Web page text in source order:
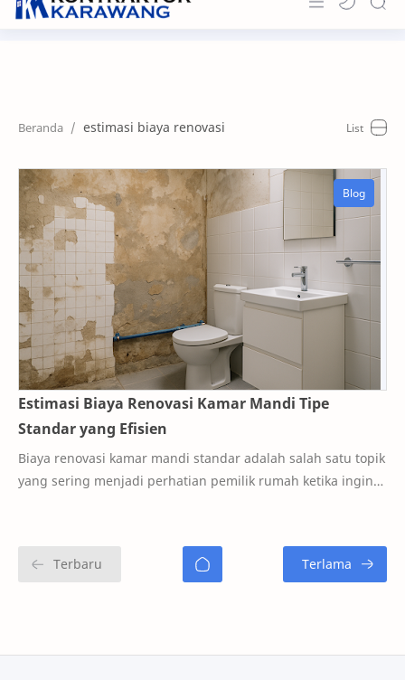
Portfolio
News & Info
Contact
estimasi biaya renovasi
Estimasi Biaya Renovasi Kamar Mandi Tipe
Standar yang Efisien
Biaya renovasi kamar mandi standar adalah salah satu topik
yang sering menjadi perhatian pemilik rumah ketika ingin